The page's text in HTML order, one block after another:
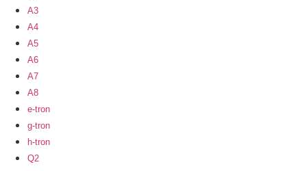
A3
A4
A5
A6
A7
A8
e-tron
g-tron
h-tron
Q2